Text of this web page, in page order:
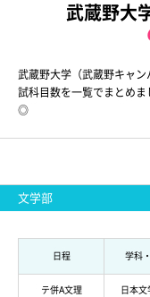
武蔵野大
武蔵野大学（武蔵野キャ
試科目数を一覧でまとめ
◎
文学部
日程 学科
テ併A文理 日本